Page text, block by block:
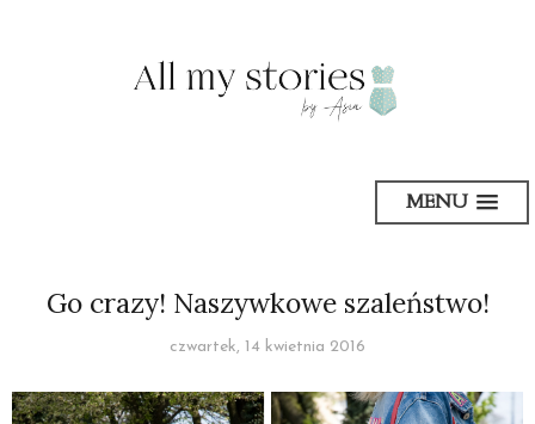
MENU
Go crazy! Naszywkowe szaleństwo!
czwartek, 14 kwietnia 2016